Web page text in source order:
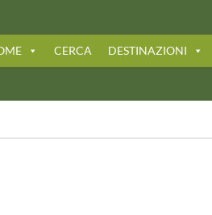
CERCA DESTINAZIONI